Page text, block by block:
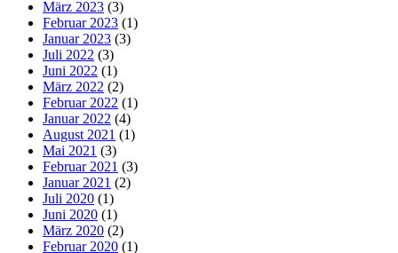
März 2023 (3)
Februar 2023 (1)
Januar 2023 (3)
Juli 2022 (3)
Juni 2022 (1)
März 2022 (2)
Februar 2022 (1)
Januar 2022 (4)
August 2021 (1)
Mai 2021 (3)
Februar 2021 (3)
Januar 2021 (2)
Juli 2020 (1)
Juni 2020 (1)
März 2020 (2)
Februar 2020 (1)